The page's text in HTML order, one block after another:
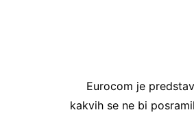
Eurocom je
kakvih se ne bi